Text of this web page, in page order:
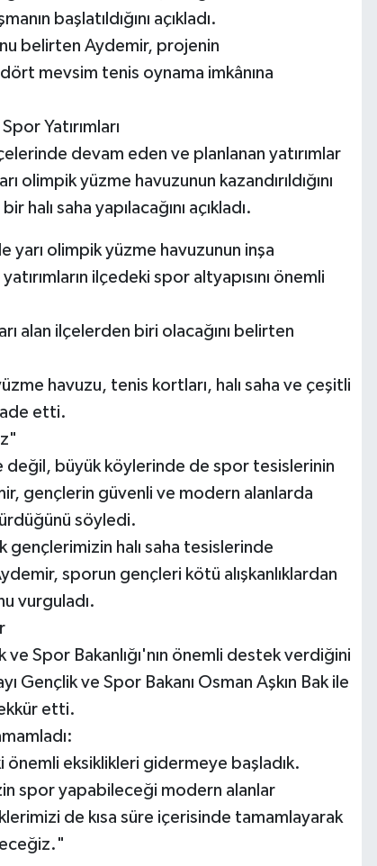
başlatıldığını açıkladı.
belirten Aydemir, projenin
mevsim tenis oynama imkânına
Yatırımları
devam eden ve planlanan yatırımlar
olimpik yüzme havuzunun kazandırıldığını
halı saha yapılacağını açıkladı.
yarı olimpik yüzme havuzunun inşa
ilçedeki spor altyapısını önemli
alan ilçelerden biri olacağını belirten
havuzu, tenis kortları, halı saha ve çeşitli
etti.
büyük köylerinde de spor tesislerinin
gençlerin güvenli ve modern alanlarda
söyledi.
gençlerimizin halı saha tesislerinde
sporun gençleri kötü alışkanlıklardan
vurguladı.
Spor Bakanlığı'nın önemli destek verdiğini
Gençlik ve Spor Bakanı Osman Aşkın Bak ile
etti.
eksiklikleri gidermeye başladık.
spor yapabileceği modern alanlar
de kısa süre içerisinde tamamlayarak